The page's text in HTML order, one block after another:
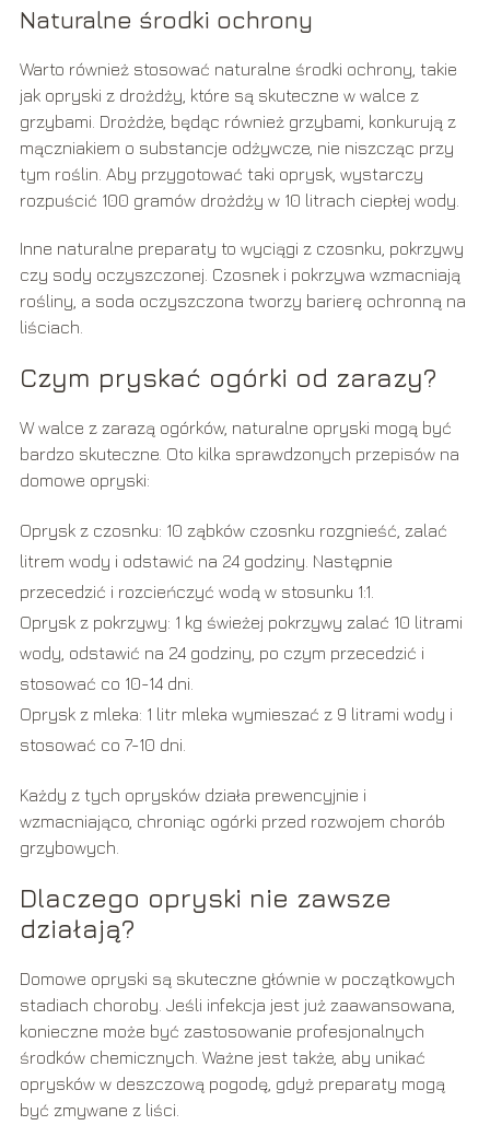
Naturalne środki ochrony
Warto również stosować naturalne środki ochrony, takie
jak opryski z drożdży, które są skuteczne w walce z
grzybami. Drożdże, będąc również grzybami, konkurują z
mączniakiem o substancje odżywcze, nie niszcząc przy
tym roślin. Aby przygotować taki oprysk, wystarczy
rozpuścić 100 gramów drożdży w 10 litrach ciepłej wody.
Inne naturalne preparaty to wyciągi z czosnku, pokrzywy
czy sody oczyszczonej. Czosnek i pokrzywa wzmacniają
rośliny, a soda oczyszczona tworzy barierę ochronną na
liściach.
Czym pryskać ogórki od zarazy?
W walce z zarazą ogórków, naturalne opryski mogą być
bardzo skuteczne. Oto kilka sprawdzonych przepisów na
domowe opryski:
Oprysk z czosnku: 10 ząbków czosnku rozgnieść, zalać
litrem wody i odstawić na 24 godziny. Następnie
przecedzić i rozcieńczyć wodą w stosunku 1:1.
Oprysk z pokrzywy: 1 kg świeżej pokrzywy zalać 10 litrami
wody, odstawić na 24 godziny, po czym przecedzić i
stosować co 10-14 dni.
Oprysk z mleka: 1 litr mleka wymieszać z 9 litrami wody i
stosować co 7-10 dni.
Każdy z tych oprysków działa prewencyjnie i
wzmacniająco, chroniąc ogórki przed rozwojem chorób
grzybowych.
Dlaczego opryski nie zawsze
działają?
Domowe opryski są skuteczne głównie w początkowych
stadiach choroby. Jeśli infekcja jest już zaawansowana,
konieczne może być zastosowanie profesjonalnych
środków chemicznych. Ważne jest także, aby unikać
oprysków w deszczową pogodę, gdyż preparaty mogą
być zmywane z liści.